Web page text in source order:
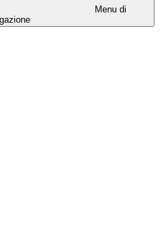
Menu di